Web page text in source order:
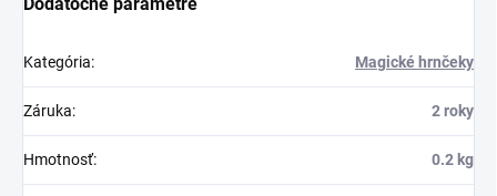
Dodatočné parametre
Kategória: Magické hrnčeky
Záruka: 2 roky
Hmotnosť: 0.2 kg